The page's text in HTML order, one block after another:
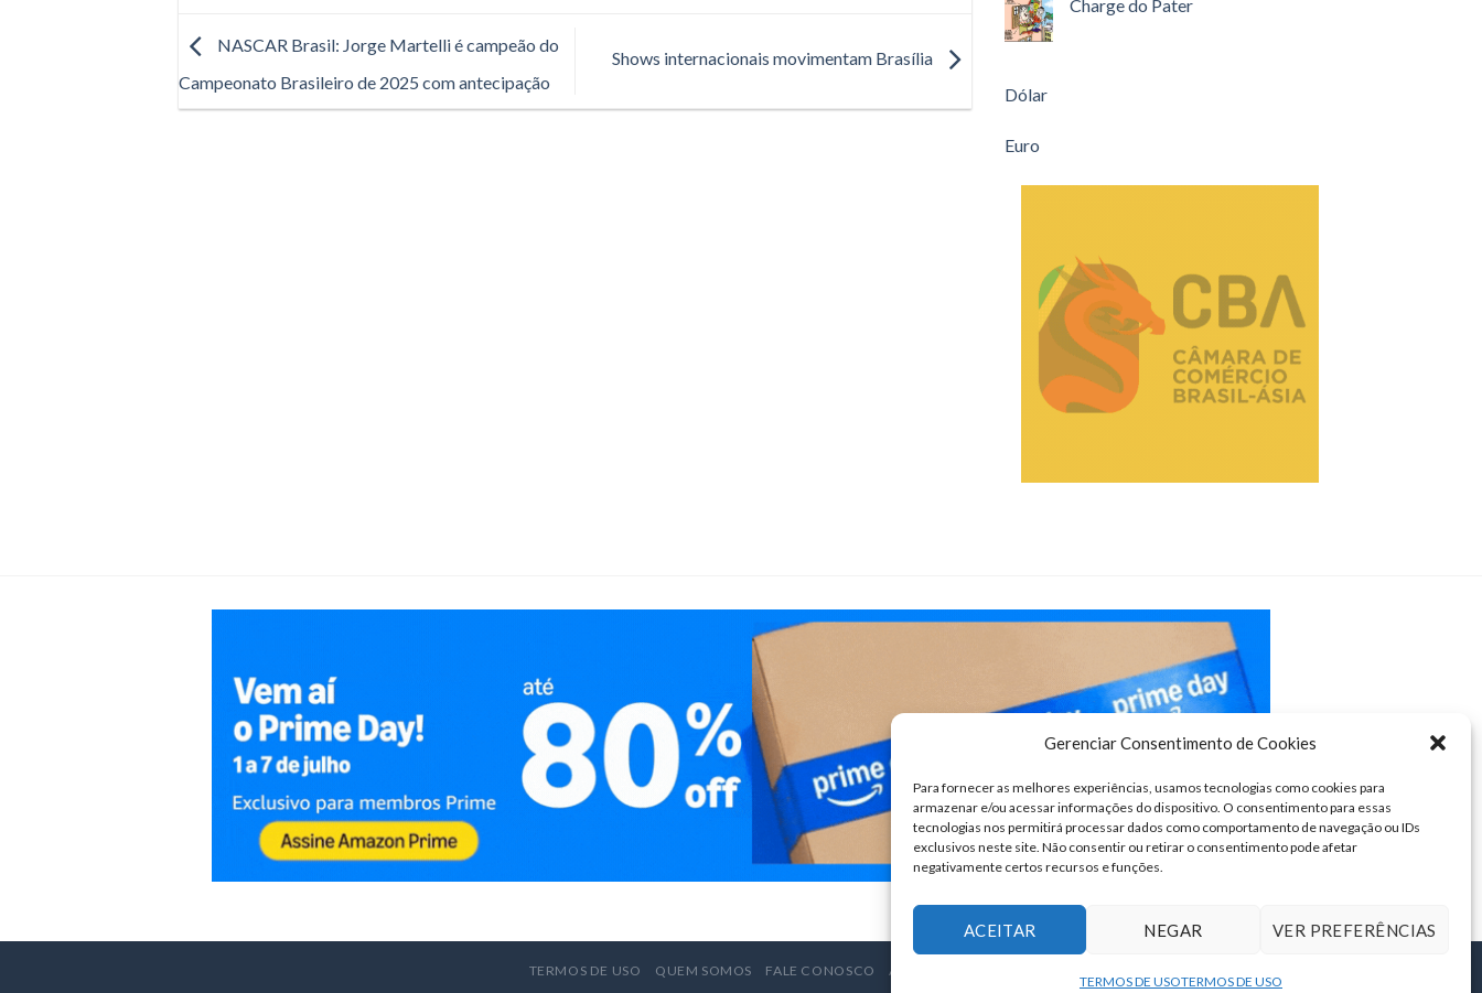
Gerenciar Consentimento de Cookies
Para fornecer as melhores experiências, usamos tecnologias como cookies para
armazenar e/ou acessar informações do dispositivo. O consentimento para essas
tecnologias nos permitirá processar dados como comportamento de navegação ou IDs
exclusivos neste site. Não consentir ou retirar o consentimento pode afetar
negativamente certos recursos e funções.
ACEITAR NEGAR VER PREFERÊNCIAS
TERMOS DE USOTERMOS DE USO
NASCAR Brasil: Jorge Martelli é campeão do
Campeonato Brasileiro de 2025 com antecipação
Shows internacionais movimentam Brasília
Charge do Pater
Dólar
Euro
TERMOS DE USO QUEM SOMOS FALE CONOSCO ANUNCIE